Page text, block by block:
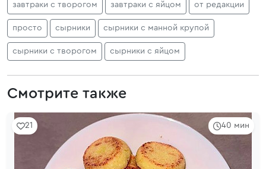
завтраки с творогом завтраки с яйцом от редакции
просто сырники сырники с манной крупой
сырники с творогом сырники с яйцом
Смотрите также
40 мин
21